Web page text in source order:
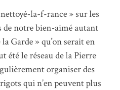
la-f-rance » sur les
de notre bien-aimé autant
Garde » qu’on serait en
été le réseau de la Pierre
organiser des
qui n’en peuvent plus